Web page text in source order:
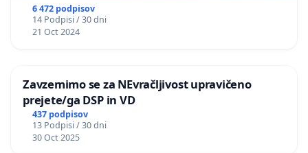
6 472 podpisov
14 Podpisi / 30 dni
21 Oct 2024
Zavzemimo se za NEvračljivost upravičeno
prejete/ga DSP in VD
437 podpisov
13 Podpisi / 30 dni
30 Oct 2025